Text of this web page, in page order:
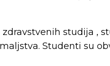
studija ,
Studenti su